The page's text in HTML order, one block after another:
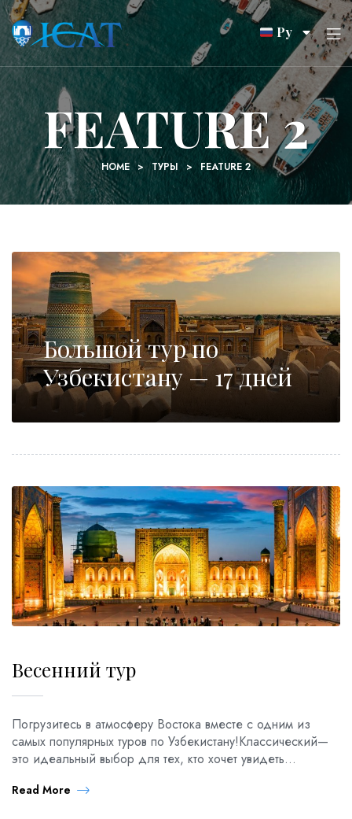
Ру
FEATURE 2
HOME > ТУРЫ > FEATURE 2
Большой тур по
Узбекистану — 17 дней
Весенний тур
Погрузитесь в атмосферу Востока вместе с одним из
самых популярных туров по Узбекистану!Классический—
это идеальный выбор для тех, кто хочет увидеть
ждут новые впечатления, интересные знакомства и живое
Read More